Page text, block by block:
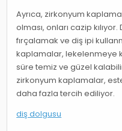
Ayrıca, zirkonyum
olması, onları cazip
fırçalamak ve diş ipi
kaplamalar, lekelenmeye
süre temiz ve güzel
zirkonyum kaplamalar,
daha fazla tercih ediliyor.
diş dolgusu